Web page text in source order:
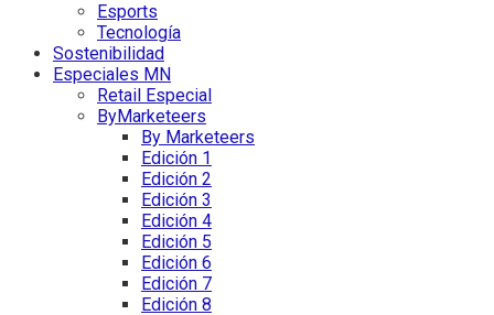
Esports
Tecnología
Sostenibilidad
Especiales MN
Retail Especial
ByMarketeers
By Marketeers
Edición 1
Edición 2
Edición 3
Edición 4
Edición 5
Edición 6
Edición 7
Edición 8